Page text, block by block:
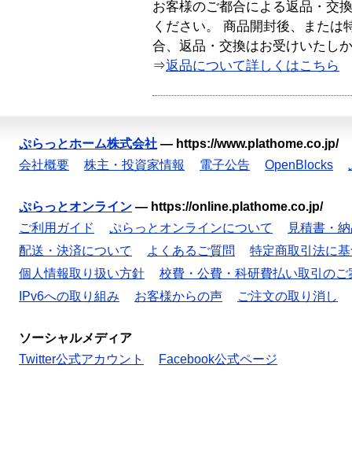
お客様のご都合による返品・交
ください。 商品開封後、または
合、返品・交換はお受けいたし
⇒返品について詳しくはこちら
ぷらっとホーム株式会社 — https://www.plathome.co.jp/
会社概要
株主・投資家情報 電子公告 OpenBlocks
ぷらっとオンライン — https://online.plathome.co.jp/
ご利用ガイド
ぷらっとオンラインについて
見積書・
配送・決済について
よくあるご質問
特定商取引法に
個人情報取り扱い方針
校費・公費・科研費払い取引のご
IPv6への取り組み
お客様からの声 ご注文の取り消し
ソーシャルメディア
Twitter公式アカウント
Facebook公式ページ